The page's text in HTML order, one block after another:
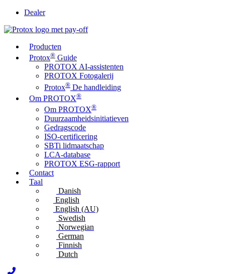
Dealer
Producten
Protox® Guide
PROTOX AI-assistenten
PROTOX Fotogalerij
Protox® De handleiding
Om PROTOX®
Om PROTOX®
Duurzaamheidsinitiatieven
Gedragscode
ISO-certificering
SBTi lidmaatschap
LCA-database
PROTOX ESG-rapport
Contact
Taal
Danish
English
English (AU)
Swedish
Norwegian
German
Finnish
Dutch